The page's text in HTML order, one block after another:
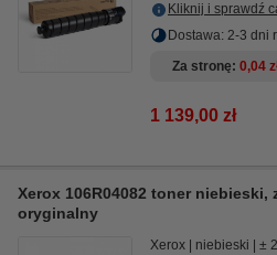
Kliknij i sprawdź
Dostawa: 2-3 dni
Za stronę 0,04
1 139,00 zł
Xerox 106R04082 toner niebieski,
oryginalny
Xerox niebieski ±